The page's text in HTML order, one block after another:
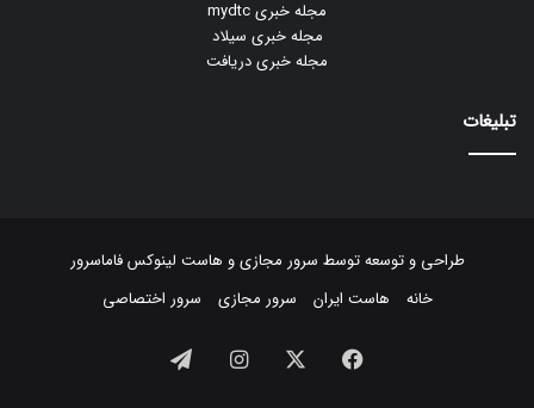
مجله خبری mydtc
مجله خبری سیلاد
مجله خبری دریافت
تبلیغات
طراحی و توسعه توسط سرور مجازیو هاست لینوکسفاماسرور
خانه
هاست ایران سرور مجازی سرور اختصاصی
فیسبوک ایکس اینستاگرام